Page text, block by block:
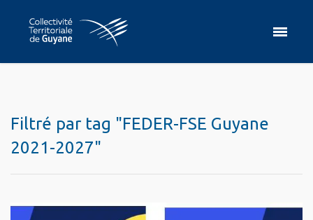
Filtré par tag "FEDER-FSE Guyane
2021-2027"